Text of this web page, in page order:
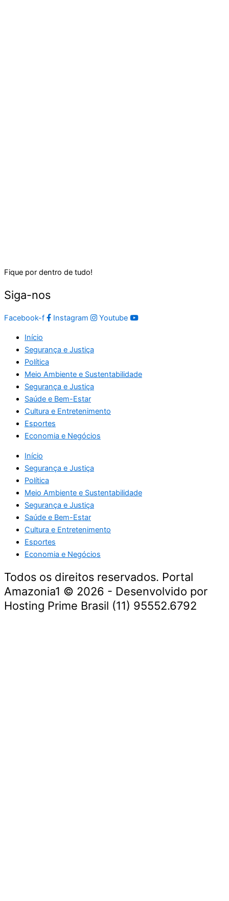
Fique por dentro de tudo!
Siga-nos
Facebook-f Instagram Youtube
Início
Segurança e Justiça
Política
Meio Ambiente e Sustentabilidade
Segurança e Justiça
Saúde e Bem-Estar
Cultura e Entretenimento
Esportes
Economia e Negócios
Início
Segurança e Justiça
Política
Meio Ambiente e Sustentabilidade
Segurança e Justiça
Saúde e Bem-Estar
Cultura e Entretenimento
Esportes
Economia e Negócios
Todos os direitos reservados. Portal
Amazonia1 © 2026 - Desenvolvido por
Hosting Prime Brasil (11) 95552.6792